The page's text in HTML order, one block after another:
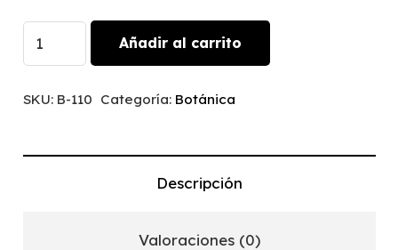
|
Añadir al carrito
SKU: B-110 Categoría: Botánica
Descripción
Valoraciones (0)